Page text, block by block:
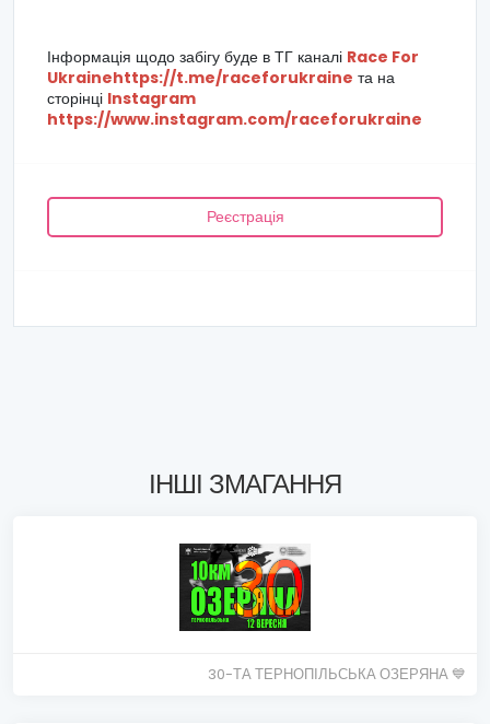
Інформація щодо забігу буде в ТГ каналі Race For
Ukrainehttps://t.me/raceforukraine та на
сторінці Instagram
https://www.instagram.com/raceforukraine
Реєстрація
ІНШІ ЗМАГАННЯ
30-ТА ТЕРНОПІЛЬСЬКА ОЗЕРЯНА 💙